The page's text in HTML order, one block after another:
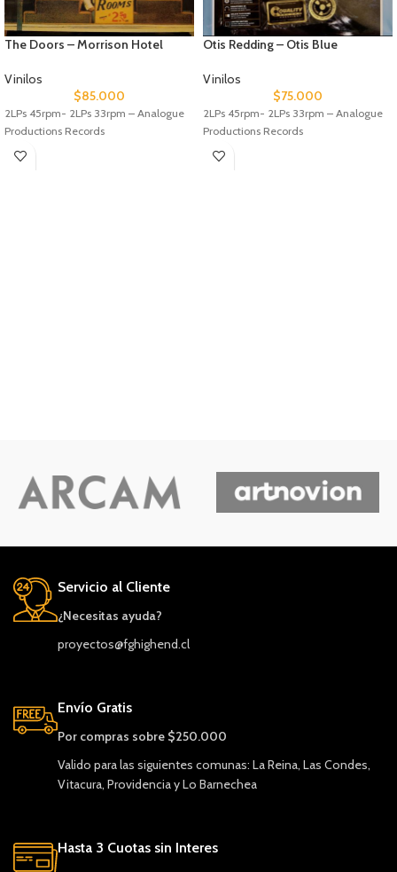
The Doors – Morrison Hotel
Vinilos
$85.000
2LPs 45rpm- 2LPs 33rpm – Analogue
Productions Records
Otis Redding – Otis Blue
Vinilos
$75.000
2LPs 45rpm- 2LPs 33rpm – Analogue
Productions Records
Servicio al Cliente
¿Necesitas ayuda?
proyectos@fghighend.cl
Envío Gratis
Por compras sobre $250.000
Valido para las siguientes comunas: La Reina, Las Condes,
Vitacura, Providencia y Lo Barnechea
Hasta 3 Cuotas sin Interes